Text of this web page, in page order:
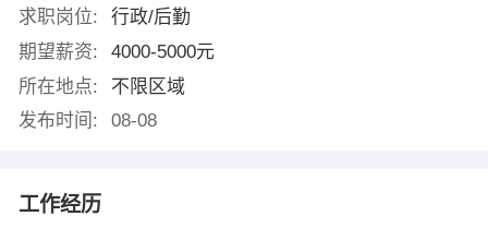
求职岗位:
行政/后勤
期望薪资:
4000-5000元
所在地点:
不限区域
发布时间:
08-08
工作经历